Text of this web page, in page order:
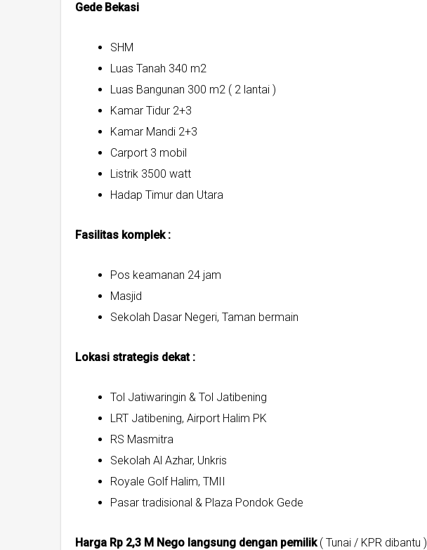
Gede Bekasi
SHM
Luas Tanah 340 m2
Luas Bangunan 300 m2 ( 2 lantai )
Kamar Tidur 2+3
Kamar Mandi 2+3
Carport 3 mobil
Listrik 3500 watt
Hadap Timur dan Utara
Fasilitas komplek :
Pos keamanan 24 jam
Masjid
Sekolah Dasar Negeri, Taman bermain
Lokasi strategis dekat :
Tol Jatiwaringin & Tol Jatibening
LRT Jatibening, Airport Halim PK
RS Masmitra
Sekolah Al Azhar, Unkris
Royale Golf Halim, TMII
Pasar tradisional & Plaza Pondok Gede
Harga Rp 2,3 M Nego langsung dengan pemilik( Tunai / KPR dibantu )